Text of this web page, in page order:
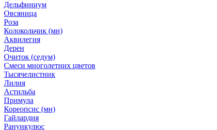
Дельфиниум
Овсяница
Роза
Колокольчик (мн)
Аквилегия
Дерен
Очиток (седум)
Смеси многолетних цветов
Тысячелистник
Лилия
Астильба
Примула
Кореопсис (мн)
Гайлардия
Ранункулюс